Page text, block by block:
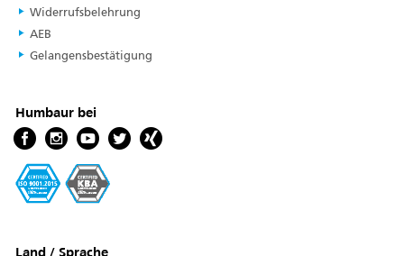
Widerrufsbelehrung
AEB
Gelangensbestätigung
Humbaur bei
Land / Sprache